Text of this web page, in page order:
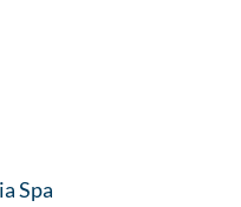
Spa